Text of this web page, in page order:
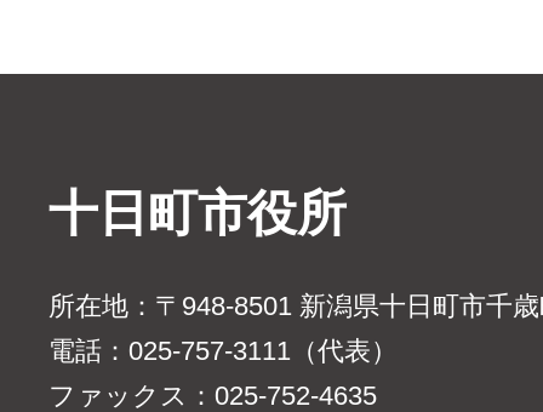
十日町市役所
所在地：〒948-8501 新潟県十日町市千
電話：025-757-3111（代表）
ファックス：025-752-4635